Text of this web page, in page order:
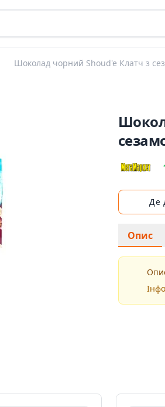
Шоколад чорний Shoud'e Клатч з
Де
Опис